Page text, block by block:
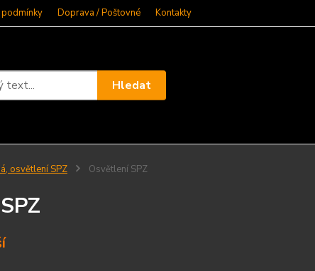
Doprava / Poštovné Kontakty
Hledat
osvětlení SPZ Osvětlení SPZ